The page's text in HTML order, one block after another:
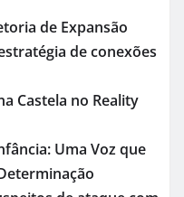
de Expansão
de conexões
Castela no Reality
Uma Voz que